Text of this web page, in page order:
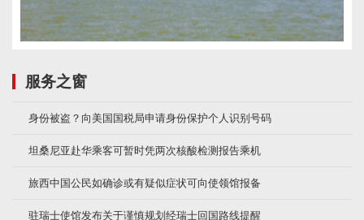
服务之窗
身份被盗？向美国国税局申请身份保护个人识别号码
坦桑尼亚赴华乘客可暂时凭两次核酸检测报告乘机
旅西中国公民如确诊或有疑似症状可向使领馆报备
驻瑞士使馆发布关于谨慎规划经瑞士回国路线提醒